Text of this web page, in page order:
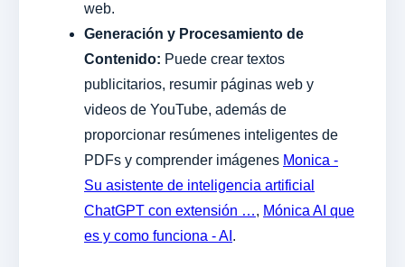
web.
Generación y Procesamiento de
Contenido: Puede crear textos
publicitarios, resumir páginas web y
videos de YouTube, además de
proporcionar resúmenes inteligentes de
PDFs y comprender imágenes Monica -
Su asistente de inteligencia artificial
ChatGPT con extensión …, Mónica AI que
es y como funciona - AI .